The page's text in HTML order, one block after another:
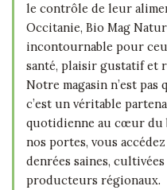
le contrôle de leur
Occitanie, Bio Mag
incontournable pour
santé, plaisir gustatif et
Notre magasin n’est pas
c’est un véritable
quotidienne au cœur du
nos portes, vous
denrées saines,
producteurs régionaux.